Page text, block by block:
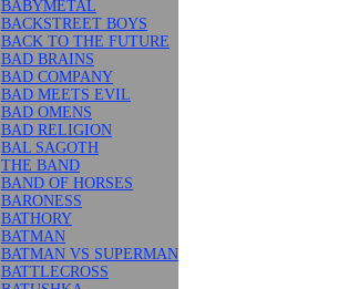
BABYMETAL
BACKSTREET BOYS
BACK TO THE FUTURE
BAD BRAINS
BAD COMPANY
BAD MEETS EVIL
BAD OMENS
BAD RELIGION
BAL SAGOTH
THE BAND
BAND OF HORSES
BARONESS
BATHORY
BATMAN
BATMAN VS SUPERMAN
BATTLECROSS